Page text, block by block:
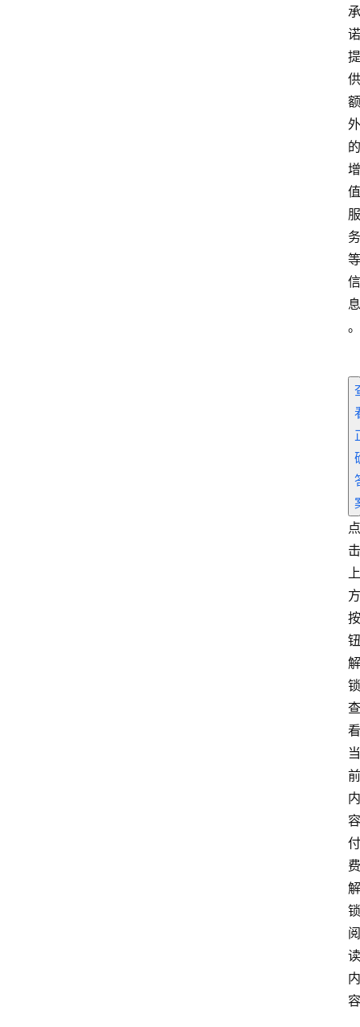
承
诺
提
供
额
外
的
增
值
服
务
等
信
息
。
点
击
上
方
按
钮
解
锁
查
看
当
前
内
容
付
费
解
锁
阅
读
内
容